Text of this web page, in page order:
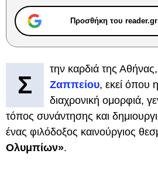
Προσθήκη του
Σ
την καρδιά της
Ζαππείου, εκεί όπου
διαχρονική ομορφιά,
τόπος συνάντησης και
ένας φιλόδοξος καινούργιος
Ολυμπίων».